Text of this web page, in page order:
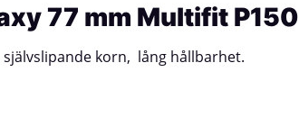
77 mm Multifit P150
självslipande korn, lång hållbarhet.